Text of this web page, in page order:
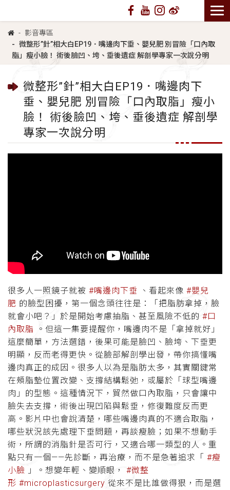
影音專區
微整形”針”相大白EP19．嘴邊肉下垂、嬰兒肥 別冒險「口內取
脂」瘦小臉！ 術後臉凹、垮、垂後遺症 解剖學專家一次說分明
微整形”針”相大白EP19．嘴邊肉下
垂、嬰兒肥 別冒險「口內取脂」瘦小
臉！ 術後臉凹、垮、垂後遺症 解剖學
專家一次說分明
很多人一照鏡子就被 #嘴邊肉下垂 、看起來像 #嬰兒
肥 的臉型困擾，第一個念頭往往是：「把脂肪拿掉，臉
就會小吧？」於是開始考慮抽脂、甚至風險不低的 #口
內取脂
。但這一集要提醒你，嘴邊肉不是「拿掉就好」
這麼簡單，方法選錯，後果可能是臉凹、臉垮、下垂更
明顯，反而老得更快。從臉部解剖學出發，帶你搞懂嘴
邊肉真正的成因。很多人以為是脂肪太多，其實關鍵常
在頰脂墊位置改變、支撐結構鬆弛，或屬於「球型嘴邊
肉」的型態。這種情況下，貿然做口內取脂，只會讓中
臉失去支撐，術後出現凹陷與鬆垂，修復難度反而更
高。影片中也會說清楚，哪些嘴邊肉真的不適合取脂，
哪些狀況該先處理下垂問題，再談瘦臉；如果不想動手
術，所謂的消脂針是否可行，又適合哪一類型的人。重
點只有一個——先診斷，再治療，而不是急著追求「 #瘦
小臉 」。想變年輕、變順眼， #微整
形 #microplasticsurgery 從來不是比誰做得狠，而是選